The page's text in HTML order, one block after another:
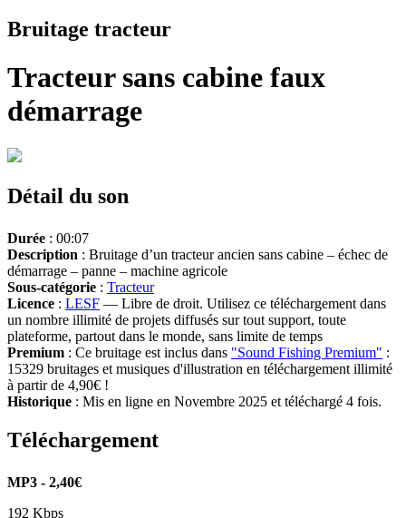
Bruitage tracteur
Tracteur sans cabine faux
démarrage
Détail du son
Durée : 00:07
Description : Bruitage d’un tracteur ancien sans cabine – échec de
démarrage – panne – machine agricole
Sous-catégorie : Tracteur
Licence : LESF — Libre de droit. Utilisez ce téléchargement dans
un nombre illimité de projets diffusés sur tout support, toute
plateforme, partout dans le monde, sans limite de temps
Premium : Ce bruitage est inclus dans "Sound Fishing Premium" :
15329 bruitages et musiques d'illustration en téléchargement illimité
à partir de 4,90€ !
Historique : Mis en ligne en Novembre 2025 et téléchargé 4 fois.
Téléchargement
MP3 - 2,40€
192 Kbps